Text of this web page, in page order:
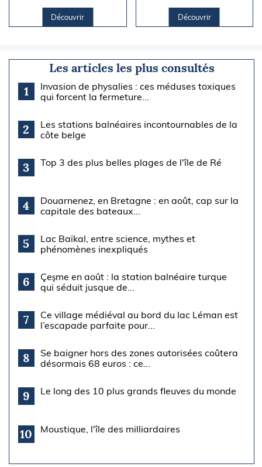
Découvrir Découvrir
Les articles les plus consultés
1
Invasion de physalies : ces méduses toxiques
qui forcent la fermeture...
2
Les stations balnéaires incontournables de la
côte belge
3 Top 3 des plus belles plages de l'île de Ré
4
Douarnenez, en Bretagne : en août, cap sur la
capitale des bateaux...
5
Lac Baïkal, entre science, mythes et
phénomènes inexpliqués
6
Çeşme en août : la station balnéaire turque
qui séduit jusque de...
7
Ce village médiéval au bord du lac Léman est
l’escapade parfaite pour...
8
Se baigner hors des zones autorisées coûtera
désormais 68 euros : ce...
9 Le long des 10 plus grands fleuves du monde
10 Moustique, l'île des milliardaires